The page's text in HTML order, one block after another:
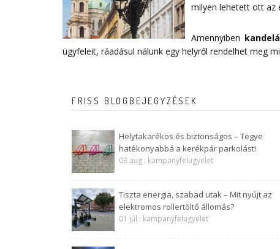
milyen lehetett ott az
Amennyiben
ügyfeleit, ráadásul nálunk egy helyről rendelhet meg
FRISS BLOGBEJEGYZÉSEK
Helytakarékos és biztonságos – Tegye
hatékonyabbá a kerékpár parkolást!
03 aug : kampanyfelugyelet
Tiszta energia, szabad utak – Mit nyújt az
elektromos rollertöltő állomás?
01 júl : kampanyfelugyelet